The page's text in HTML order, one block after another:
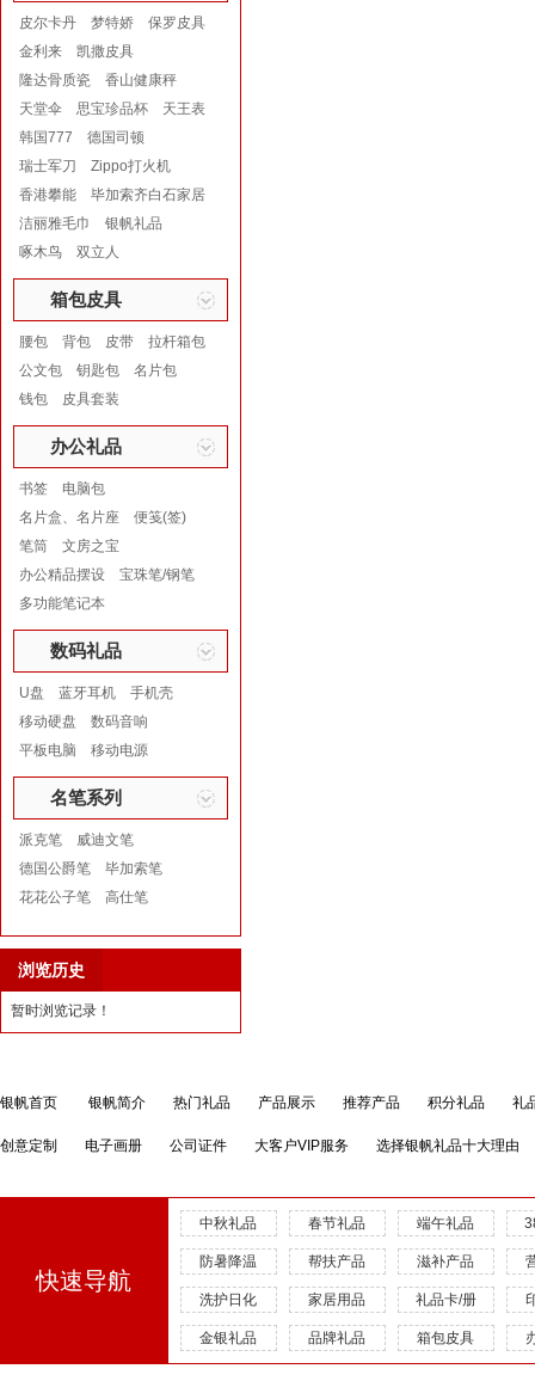
皮尔卡丹 梦特娇
保罗皮具
金利来
凯撒皮具
隆达骨质瓷
香山健康秤
天堂伞
思宝珍品杯
天王表
韩国777
德国司顿
瑞士军刀
Zippo打火机
香港攀能
毕加索齐白石家居
洁丽雅毛巾
银帆礼品
啄木鸟
双立人
箱包皮具
腰包 背包 皮带
拉杆箱包
公文包
钥匙包
名片包
钱包
皮具套装
办公礼品
书签
电脑包
名片盒、名片座
便笺(签)
笔筒
文房之宝
办公精品摆设
宝珠笔/钢笔
多功能笔记本
数码礼品
U盘 蓝牙耳机
手机壳
移动硬盘
数码音响
平板电脑
移动电源
名笔系列
派克笔
威迪文笔
德国公爵笔
毕加索笔
花花公子笔
高仕笔
浏览历史
暂时浏览记录！
银帆首页 银帆简介 热门礼品 产品展示 推荐产品 积分礼品 礼
创意定制 电子画册 公司证件 大客户VIP服务 选择银帆礼品十大理由
快速导航
中秋礼品 春节礼品 端午礼品
防暑降温 帮扶产品 滋补产品
洗护日化 家居用品 礼品卡/册
金银礼品 品牌礼品 箱包皮具